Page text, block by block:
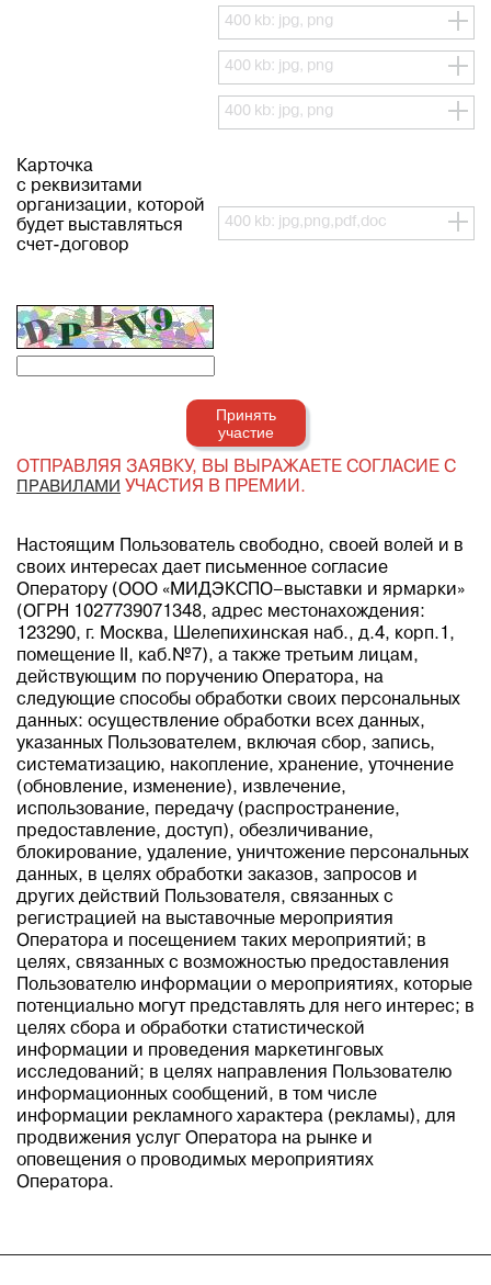
Карточка
с реквизитами
организации, которой
будет выставляться
счет-договор
400 kb: jpg, png
400 kb: jpg, png
400 kb: jpg, png
400 kb: jpg,png,pdf,doc
Принять
участие
ОТПРАВЛЯЯ ЗАЯВКУ, ВЫ ВЫРАЖАЕТЕ СОГЛАСИЕ С
ПРАВИЛАМИ УЧАСТИЯ В ПРЕМИИ.
Настоящим Пользователь свободно, своей волей и в
своих интересах дает письменное согласие
Оператору (ООО «МИДЭКСПО–выставки и ярмарки»
(ОГРН 1027739071348, адрес местонахождения:
123290, г. Москва, Шелепихинская наб., д.4, корп.1,
помещение II, каб.№7), а также третьим лицам,
действующим по поручению Оператора, на
следующие способы обработки своих персональных
данных: осуществление обработки всех данных,
указанных Пользователем, включая сбор, запись,
систематизацию, накопление, хранение, уточнение
(обновление, изменение), извлечение,
использование, передачу (распространение,
предоставление, доступ), обезличивание,
блокирование, удаление, уничтожение персональных
данных, в целях обработки заказов, запросов и
других действий Пользователя, связанных с
регистрацией на выставочные мероприятия
Оператора и посещением таких мероприятий; в
целях, связанных с возможностью предоставления
Пользователю информации о мероприятиях, которые
потенциально могут представлять для него интерес; в
целях сбора и обработки статистической
информации и проведения маркетинговых
исследований; в целях направления Пользователю
информационных сообщений, в том числе
информации рекламного характера (рекламы), для
продвижения услуг Оператора на рынке и
оповещения о проводимых мероприятиях
Оператора.